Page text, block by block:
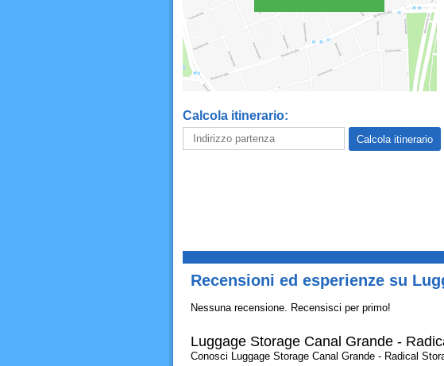
Calcola itinerario:
Recensioni ed esperienze su
Nessuna recensione. Recensisci per primo!
Luggage Storage Canal Grande -
Conosci Luggage Storage Canal Grande - Radical